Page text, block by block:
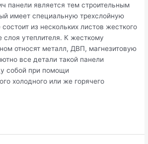
панели является тем строительным
имеет специальную трехслойную
из нескольких листов жесткого
слоя утеплителя. К жесткому
относят металл, ДВП, магнезитовую
все детали такой панели
собой при помощи
холодного или же горячего